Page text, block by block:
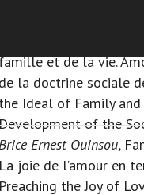
et de la vie.
de la doctrine sociale
the Ideal of Family
of the
Ernest Ouinsou,
La joie de l’amour en
Preaching the Joy of